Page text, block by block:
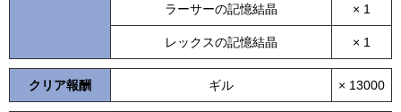
ラーサーの記憶結晶 × 1
レックスの記憶結晶 × 1
クリア報酬 ギル × 13000